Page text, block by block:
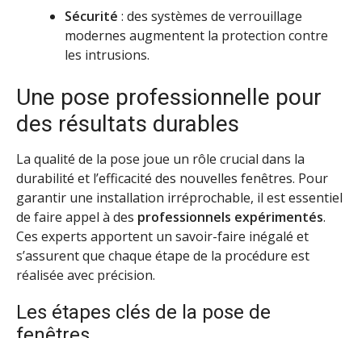
Sécurité : des systèmes de verrouillage
modernes augmentent la protection contre
les intrusions.
Une pose professionnelle pour
des résultats durables
La qualité de la pose joue un rôle crucial dans la
durabilité et l’efficacité des nouvelles fenêtres. Pour
garantir une installation irréprochable, il est essentiel
de faire appel à des professionnels expérimentés.
Ces experts apportent un savoir-faire inégalé et
s’assurent que chaque étape de la procédure est
réalisée avec précision.
Les étapes clés de la pose de